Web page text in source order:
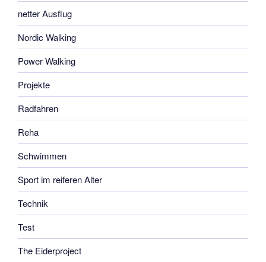
netter Ausflug
Nordic Walking
Power Walking
Projekte
Radfahren
Reha
Schwimmen
Sport im reiferen Alter
Technik
Test
The Eiderproject